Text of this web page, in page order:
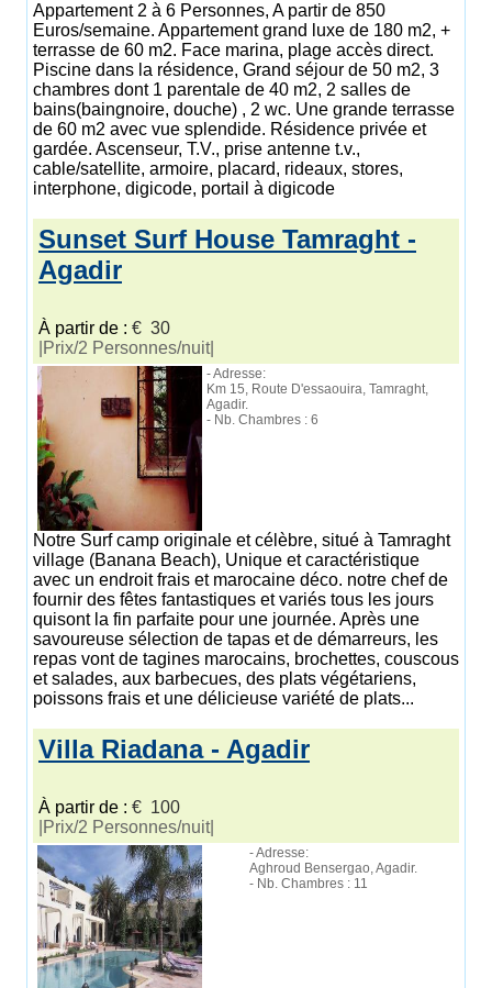
Appartement 2 à 6 Personnes, A partir de 850
Euros/semaine. Appartement grand luxe de 180 m2, +
terrasse de 60 m2. Face marina, plage accès direct.
Piscine dans la résidence, Grand séjour de 50 m2, 3
chambres dont 1 parentale de 40 m2, 2 salles de
bains(baingnoire, douche) , 2 wc. Une grande terrasse
de 60 m2 avec vue splendide. Résidence privée et
gardée. Ascenseur, T.V., prise antenne t.v.,
cable/satellite, armoire, placard, rideaux, stores,
interphone, digicode, portail à digicode
Sunset Surf House Tamraght -
Agadir
À partir de : € 30
|Prix/2 Personnes/nuit|
- Adresse:
Km 15, Route D'essaouira, Tamraght,
Agadir.
- Nb. Chambres : 6
Notre Surf camp originale et célèbre, situé à Tamraght
village (Banana Beach), Unique et caractéristique
avec un endroit frais et marocaine déco. notre chef de
fournir des fêtes fantastiques et variés tous les jours
quisont la fin parfaite pour une journée. Après une
savoureuse sélection de tapas et de démarreurs, les
repas vont de tagines marocains, brochettes, couscous
et salades, aux barbecues, des plats végétariens,
poissons frais et une délicieuse variété de plats...
Villa Riadana - Agadir
À partir de : € 100
|Prix/2 Personnes/nuit|
- Adresse:
Aghroud Bensergao, Agadir.
- Nb. Chambres : 11